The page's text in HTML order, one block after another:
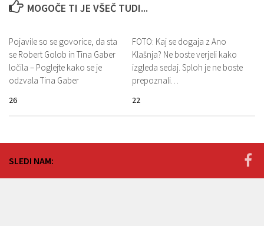
MOGOČE TI JE VŠEČ TUDI...
Pojavile so se govorice, da sta
se Robert Golob in Tina Gaber
ločila – Poglejte kako se je
odzvala Tina Gaber
26
FOTO: Kaj se dogaja z Ano
Klašnja? Ne boste verjeli kako
izgleda sedaj. Sploh je ne boste
prepoznali…
22
SLEDI NAM: